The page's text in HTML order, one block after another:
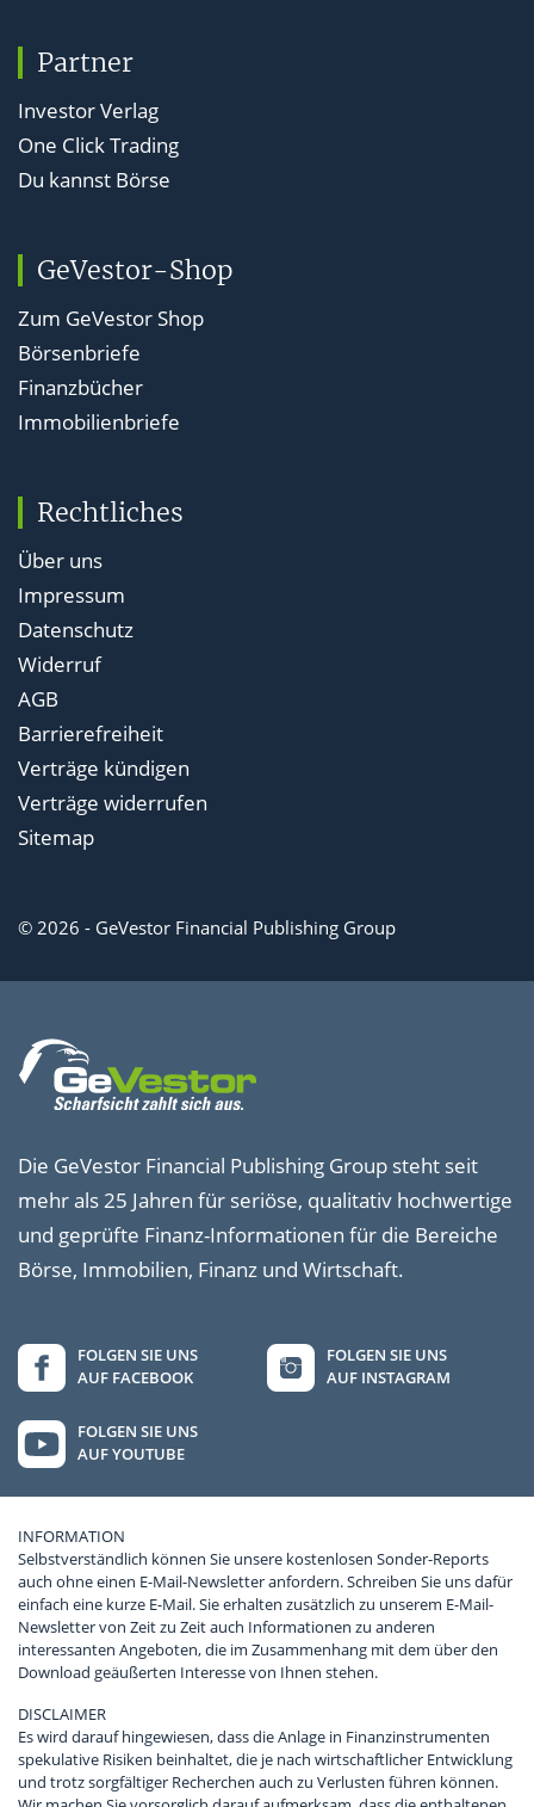
Partner
Investor Verlag
One Click Trading
Du kannst Börse
GeVestor-Shop
Zum GeVestor Shop
Börsenbriefe
Finanzbücher
Immobilienbriefe
Rechtliches
Über uns
Impressum
Datenschutz
Widerruf
AGB
Barrierefreiheit
Verträge kündigen
Verträge widerrufen
Sitemap
© 2026 - GeVestor Financial Publishing Group
Die GeVestor Financial Publishing Group steht seit
mehr als 25 Jahren für seriöse, qualitativ hochwertige
und geprüfte Finanz-Informationen für die Bereiche
Börse, Immobilien, Finanz und Wirtschaft.
FOLGEN SIE UNS
AUF FACEBOOK
FOLGEN SIE UNS
AUF INSTAGRAM
FOLGEN SIE UNS
AUF YOUTUBE
INFORMATION
Selbstverständlich können Sie unsere kostenlosen Sonder-Reports
auch ohne einen E-Mail-Newsletter anfordern. Schreiben Sie uns dafür
einfach eine kurze E-Mail. Sie erhalten zusätzlich zu unserem E-Mail-
Newsletter von Zeit zu Zeit auch Informationen zu anderen
interessanten Angeboten, die im Zusammenhang mit dem über den
Download geäußerten Interesse von Ihnen stehen.
DISCLAIMER
Es wird darauf hingewiesen, dass die Anlage in Finanzinstrumenten
spekulative Risiken beinhaltet, die je nach wirtschaftlicher Entwicklung
und trotz sorgfältiger Recherchen auch zu Verlusten führen können.